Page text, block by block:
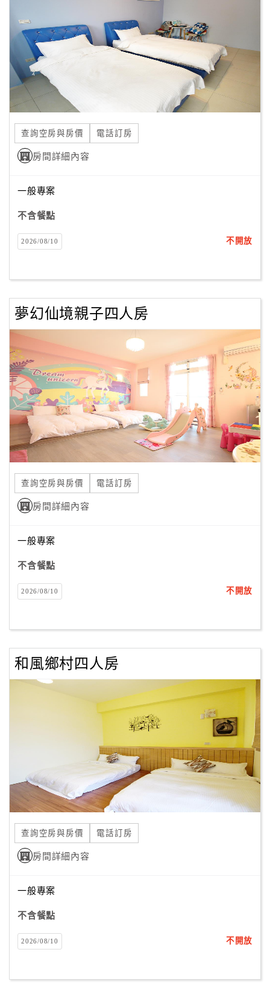
Line
上
客
紅
利
查
訂
房
Q&A
旅
卡
訂
房
請
款
收
合
作
提
案
店
作
商
合
作
商
品
宣
傳
查詢空房與房價 電話訂房
房間詳細內容
一般專案
不含餐點
2026/08/10 不開放
夢幻仙境親子四人房
查詢空房與房價 電話訂房
房間詳細內容
一般專案
不含餐點
2026/08/10 不開放
和風鄉村四人房
查詢空房與房價 電話訂房
房間詳細內容
一般專案
不含餐點
2026/08/10 不開放